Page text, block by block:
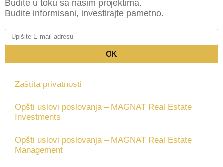
Budite u toku sa našim projektima.
Budite informisani, investirajte pametno.
OK
Zaštita privatnosti
Opšti uslovi poslovanja – MAGNAT Real Estate
Investments
Opšti uslovi poslovanja – MAGNAT Real Estate
Management